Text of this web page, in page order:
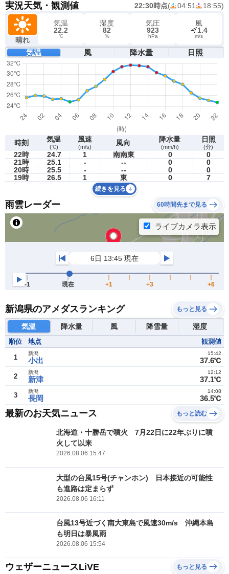
実況天気・観測値 22:30時点( 04:51 18:55)
晴れ
気温
22.2
℃
湿度
82
%
気圧
923
hPa
風
1.4
m/s
気温 風 降水量 日照
時刻 気温
(℃)
風速
(m/s) 風向 降水量
(mm/h)
日照
(分)
22時 24.7 1 南南東 0
0
21時
25.1 - -- 0
0
20時
25.5 - -- 0
0
19時
26.5 1 東 0 7
続きを見る
雨雲レーダー 60時間先まで見る
新潟県のアメダスランキング もっと見る
気温 降水量 風 降雪量 湿度
順位 地点 観測値
1 小出
新潟
37.6℃
15:42
2 新津
新潟
37.1℃
12:12
3 長岡
新潟
36.5℃
14:08
最新のお天気ニュース もっと読む
北海道・十勝岳で噴火 7月22日に22年ぶりに噴
火して以来
2026.08.06 15:47
大型の台風15号(チャンホン) 日本接近の可能性
も進路は定まらず
2026.08.06 16:11
台風13号近づく南大東島で風速30m/s 沖縄本島
も明日は暴風雨
2026.08.06 15:54
ウェザーニュースLiVE もっと見る